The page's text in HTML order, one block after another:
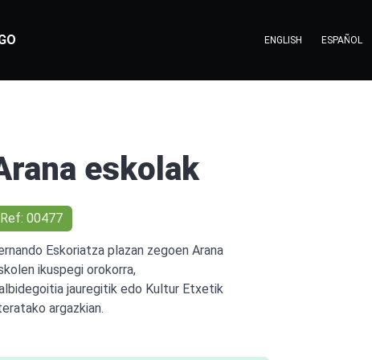
ENGLISH ESPAÑOL
eskolak
Ref: 00477
Eskoriatza plazan zegoen Arana
ikuspegi orokorra,
jauregitik edo Kultur Etxetik
argazkian.